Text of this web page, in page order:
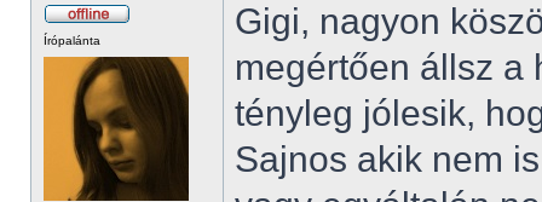
Írópalánta
Gigi, nagyon
megértően állsz a
tényleg jólesik,
Sajnos akik nem